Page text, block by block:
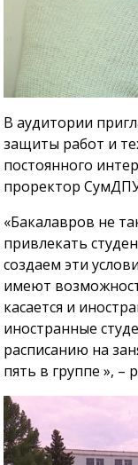
В аудитории
защиты работ и
постоянного
проректор
«Бакалавров не
привлекать
создаем эти
имеют
касается и
иностранные
расписанию на
пять в группе », –